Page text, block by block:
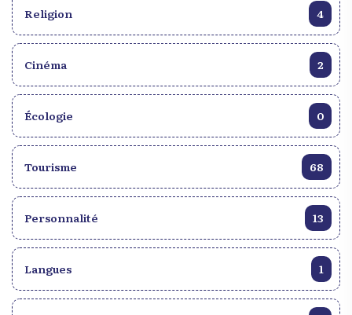
ht/monuments-historique/haiti--fort-picolet--visite-
Religion 4
Cinéma 2
Écologie 0
Tourisme 68
Personnalité 13
Langues 1